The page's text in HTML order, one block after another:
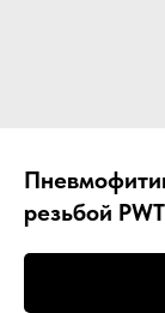
резьбой